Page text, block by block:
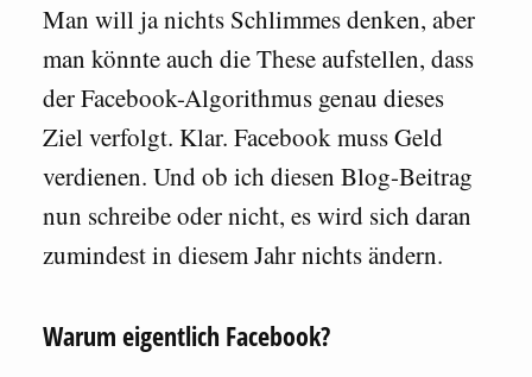
Man will ja nichts Schlimmes denken, aber
man könnte auch die These aufstellen, dass
der Facebook-Algorithmus genau dieses
Ziel verfolgt. Klar. Facebook muss Geld
verdienen. Und ob ich diesen Blog-Beitrag
nun schreibe oder nicht, es wird sich daran
zumindest in diesem Jahr nichts ändern.
Warum eigentlich Facebook?